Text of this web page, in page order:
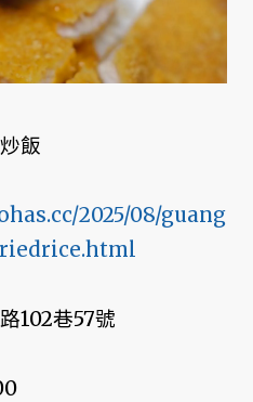
飯
2025/08/guang
102巷57號